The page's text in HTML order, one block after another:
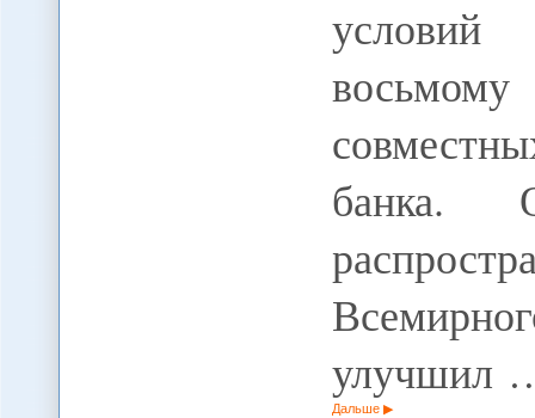
условий
банка.
улучшил
Дальше